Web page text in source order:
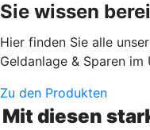
Sie wissen
Hier finden Sie alle
Geldanlage & Sparen
Zu den Produkten
Mit diesen